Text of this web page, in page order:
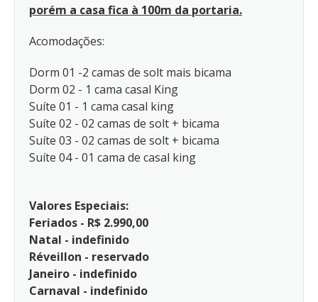
porém a casa fica à 100m da portaria.
Acomodações:
Dorm 01 -2 camas de solt mais bicama
Dorm 02 - 1 cama casal King
Suíte 01 - 1 cama casal king
Suíte 02 - 02 camas de solt + bicama
Suíte 03 - 02 camas de solt + bicama
Suíte 04 - 01 cama de casal king
Valores Especiais:
Feriados - R$ 2.990,00
Natal - indefinido
Réveillon - reservado
Janeiro - indefinido
Carnaval - indefinido